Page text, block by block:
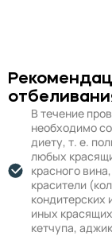
В течение
необходимо
диету, т. е.
любых
красного
красители
кондитерских
иных
кетчупа,